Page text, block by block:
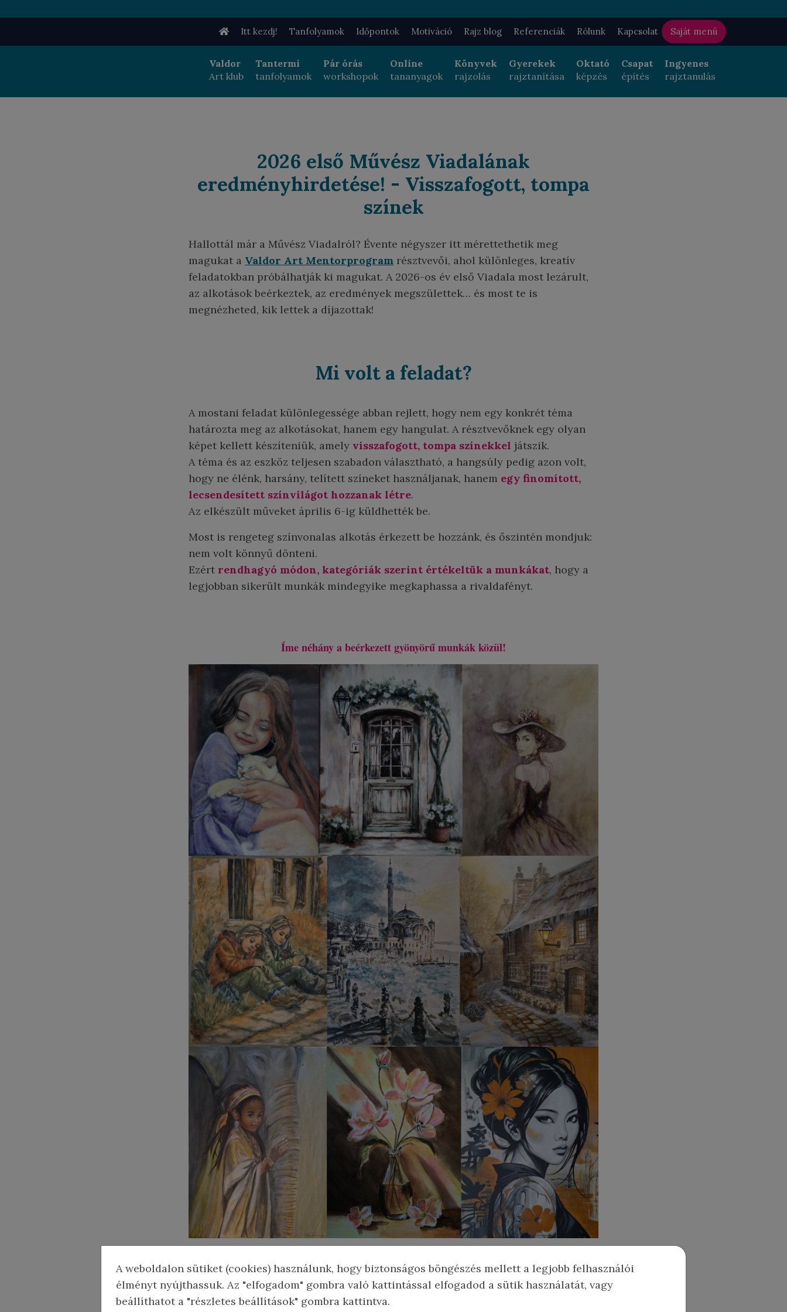
Itt kezdj! Tanfolyamok Időpontok Motiváció Rajz blog Referenciák Rólunk Kapcsolat Saját menü
Valdor
Art klub
Tantermi
tanfolyamok
Pár órás
workshopok
Online
tananyagok
Könyvek
rajzolás
Gyerekek
rajztanítása
Oktató
képzés
Csapat
építés
Ingyenes
rajztanulás
2026 első Művész Viadalának
eredményhirdetése! - Visszafogott, tompa
színek
Hallottál már a Művész Viadalról? Évente négyszer itt mérettethetik meg
magukat a Valdor Art Mentorprogram résztvevői, ahol különleges, kreatív
feladatokban próbálhatják ki magukat. A 2026-os év első Viadala most lezárult,
az alkotások beérkeztek, az eredmények megszülettek… és most te is
megnézheted, kik lettek a díjazottak!
Mi volt a feladat?
A mostani feladat különlegessége abban rejlett, hogy nem egy konkrét téma
határozta meg az alkotásokat, hanem egy hangulat. A résztvevőknek egy olyan
képet kellett készíteniük, amely visszafogott, tompa színekkel játszik.
A téma és az eszköz teljesen szabadon választható, a hangsúly pedig azon volt,
hogy ne élénk, harsány, telített színeket használjanak, hanem egy finomított,
lecsendesített színvilágot hozzanak létre.
Az elkészült műveket április 6-ig küldhették be.
Most is rengeteg színvonalas alkotás érkezett be hozzánk, és őszintén mondjuk:
nem volt könnyű dönteni.
Ezért rendhagyó módon, kategóriák szerint értékeltük a munkákat, hogy a
legjobban sikerült munkák mindegyike megkaphassa a rivaldafényt.
Íme néhány a beérkezett gyönyörű munkák közül!
Most pedig jöjjenek 2026 első Művész
A weboldalon sütiket (cookies) használunk, hogy biztonságos böngészés mellett a legjobb felhasználói
élményt nyújthassuk. Az "elfogadom" gombra való kattintással elfogadod a sütik használatát, vagy
beállíthatot a "részletes beállítások" gombra kattintva.